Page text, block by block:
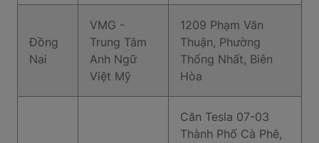
Đồng
Nai
VMG -
Trung Tâm
Anh Ngữ
Việt Mỹ
1209 Phạm Văn
Thuận, Phường
Thống Nhất, Biên
Hòa
Căn Tesla 07-03
Thành Phố Cà Phê,